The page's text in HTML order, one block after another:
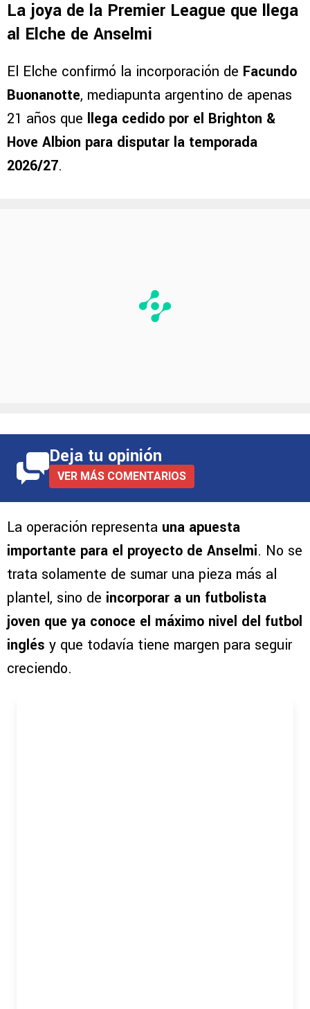
llama especialmente la atención:una joven
figura con experiencia en la Premier League
La joya de la Premier League que llega
al Elche de Anselmi
El Elche confirmó la incorporación deFacundo
Buonanotte
Deja tu opinión
VER MÁS COMENTARIOS
La operación representauna apuesta
importante para el proyecto de Anselmi. No se
trata solamente de sumar una pieza más al
plantel, sino de